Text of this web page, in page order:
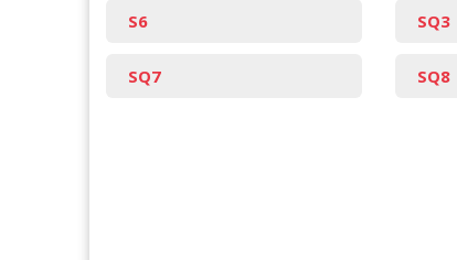
S6 SQ3
SQ7 SQ8